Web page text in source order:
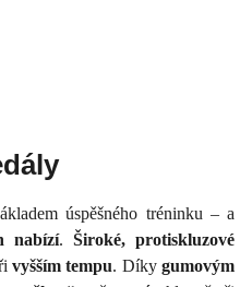
úspěšného tréninku – a
nabízí.Široké, proti­skluzové
vyšším tempu. Díkygumovým